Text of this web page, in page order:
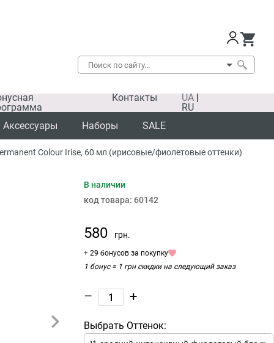
Контакты UA |
RU
Аксессуары Наборы SALE
Colour Irise, 60 мл (ирисовые/фиолетовые оттенки)
В наличии
код товара: 60142
580 грн.
+ 29 бонусов за покупку
1 бонус = 1 грн скидки на следующий заказ
– +
Выбрать Оттенок: